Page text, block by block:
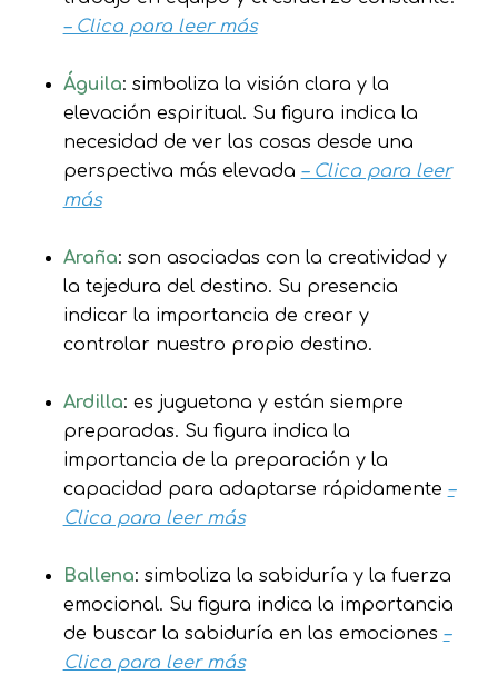
– Clica para leer más
Águila: simboliza la visión clara y la
elevación espiritual. Su figura indica la
necesidad de ver las cosas desde una
perspectiva más elevada – Clica para leer
más
Araña: son asociadas con la creatividad y
la tejedura del destino. Su presencia
indicar la importancia de crear y
controlar nuestro propio destino.
Ardilla: es juguetona y están siempre
preparadas. Su figura indica la
importancia de la preparación y la
capacidad para adaptarse rápidamente –
Clica para leer más
Ballena: simboliza la sabiduría y la fuerza
emocional. Su figura indica la importancia
de buscar la sabiduría en las emociones –
Clica para leer más